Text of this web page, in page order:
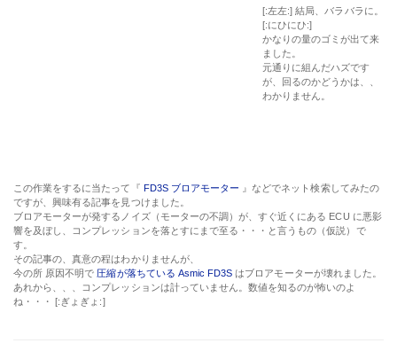
[:左左:] 結局、バラバラに。
[:にひにひ:]
かなりの量のゴミが出て来
ました。
元通りに組んだハズです
が、回るのかどうかは、、
わかりません。
この作業をするに当たって『 FD3S ブロアモーター 』などでネット検索してみたの
ですが、興味有る記事を見つけました。
ブロアモーターが発するノイズ（モーターの不調）が、すぐ近くにある ECU に悪影
響を及ぼし、コンプレッションを落とすにまで至る・・・と言うもの（仮説）で
す。
その記事の、真意の程はわかりませんが、
今の所 原因不明で圧縮が落ちている Asmic FD3S はブロアモーターが壊れました。
あれから、、、コンプレッションは計っていません。数値を知るのが怖いのよ
ね・・・ [:ぎょぎょ:]